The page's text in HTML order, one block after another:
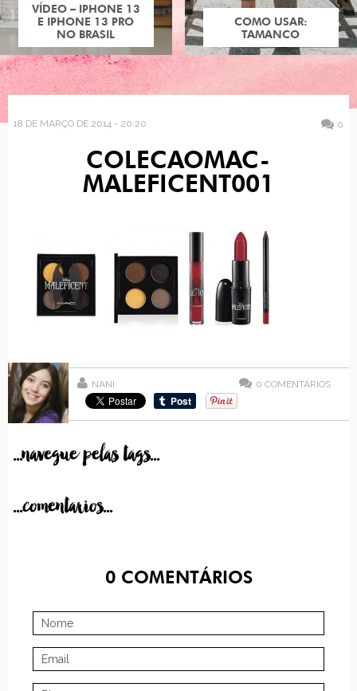
VÍDEO – IPHONE 13
E IPHONE 13 PRO
NO BRASIL
COMO USAR:
TAMANCO
18 DE MARÇO DE 2014 - 20:20 0
COLECAOMAC-
MALEFICENT001
NANI 0 COMENTÁRIOS
...navegue pelas tags...
...comentarios...
0COMENTÁRIOS